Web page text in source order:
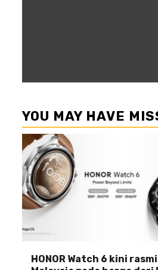
YOU MAY HAVE
HONOR Watch 6 kini